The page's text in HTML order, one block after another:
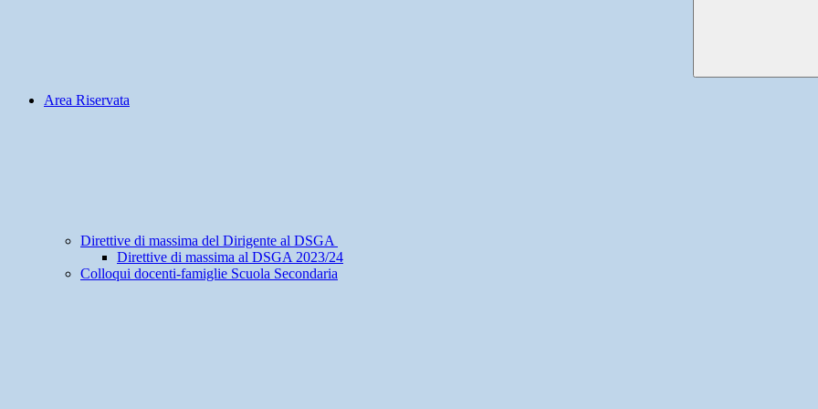
Area Riservata
Direttive di massima del Dirigente al DSGA
Direttive di massima al DSGA 2023/24
Colloqui docenti-famiglie Scuola Secondaria